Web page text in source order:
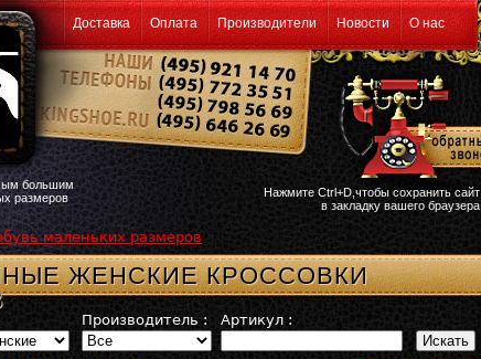
Доставка Оплата Производители Новости О нас
большим
размеров
Нажмите Ctrl+D,чтобы сохранить сайт
в закладку вашего браузера
маленьких размеров
ЖЕНСКИЕ КРОССОВКИ
Производитель : Артикул :